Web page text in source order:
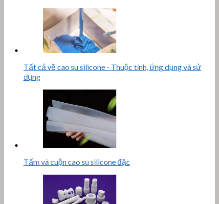
Tất cả về cao su silicone - Thuộc tính, ứng dụng và sử
dụng
Tấm và cuộn cao su silicone đặc